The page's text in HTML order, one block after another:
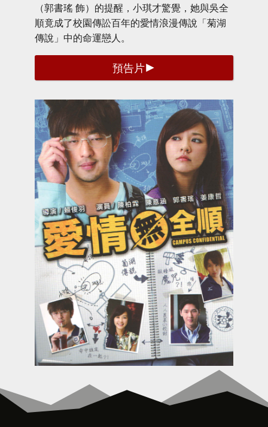
（郭書瑤 飾）的提醒，小琪才驚覺，她與吳全
順竟成了校園傳訟百年的愛情浪漫傳說「菊湖
傳說」中的命運戀人。
預告片